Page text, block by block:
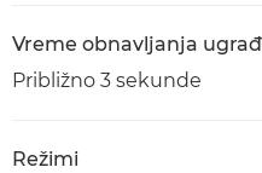
Vreme obnavljanja
Približno 3 sekunde
Režimi